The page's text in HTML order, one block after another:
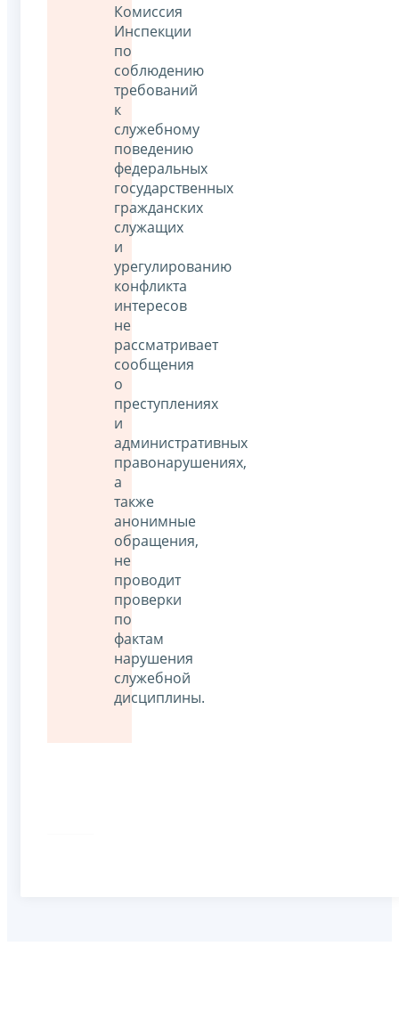
Комиссия
Инспекции
по
соблюдению
требований
к
служебному
поведению
федеральных
государственных
гражданских
служащих
и
урегулированию
конфликта
интересов
не
рассматривает
сообщения
о
преступлениях
и
административных
правонарушениях,
а
также
анонимные
обращения,
не
проводит
проверки
по
фактам
нарушения
служебной
дисциплины.